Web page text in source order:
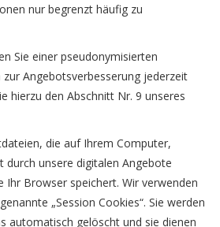
nur begrenzt häufig zu
Sie einer pseudonymisierten
Angebotsverbesserung jederzeit
hierzu den Abschnitt Nr. 9 unseres
die auf Ihrem Computer,
durch unsere digitalen Angebote
Ihr Browser speichert. Wir verwenden
„Session Cookies“. Sie werden
automatisch gelöscht und sie dienen